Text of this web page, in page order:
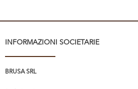
INFORMAZIONI SOCIETARIE
BRUSA SRL